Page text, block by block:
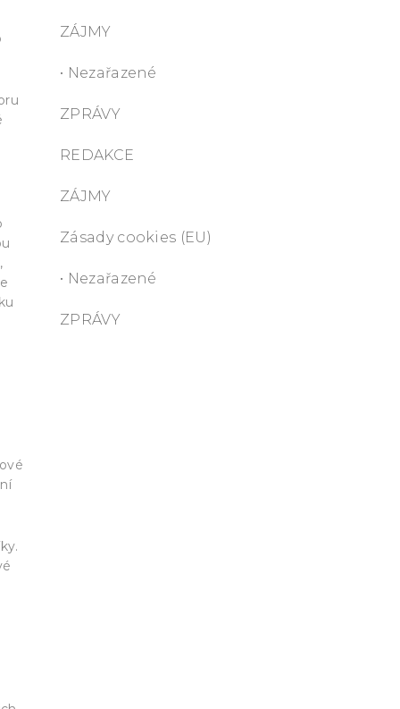
ZÁJMY
• Nezařazené
ZPRÁVY
REDAKCE
ZÁJMY
Zásady cookies (EU)
• Nezařazené
ZPRÁVY